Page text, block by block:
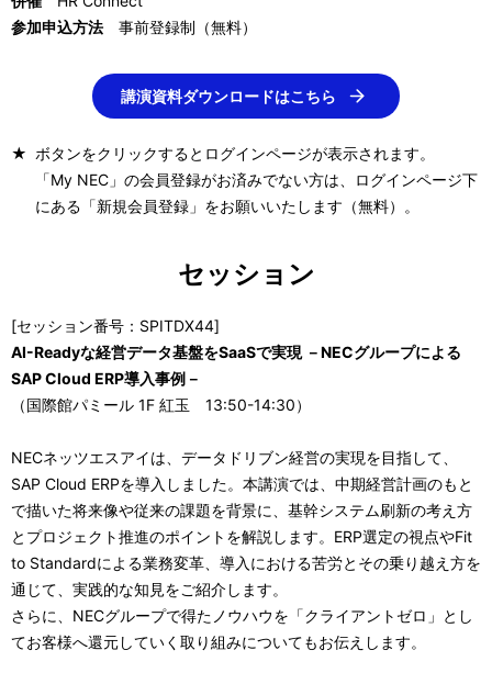
参加申込方法 事前登録制（無料）
講演資料ダウンロードはこちら
★ ボタンをクリックするとログインページが表示されます。
「My NEC」の会員登録がお済みでない方は、ログインページ下
にある「新規会員登録」をお願いいたします（無料）。
セッション
[セッション番号：SPITDX44]
AI-Readyな経営データ基盤をSaaSで実現 －NECグループによる
SAP Cloud ERP導入事例－
（国際館パミール 1F 紅玉 13:50-14:30）
NECネッツエスアイは、データドリブン経営の実現を目指して、
SAP Cloud ERPを導入しました。本講演では、中期経営計画のもと
で描いた将来像や従来の課題を背景に、基幹システム刷新の考え方
とプロジェクト推進のポイントを解説します。ERP選定の視点やFit
to Standardによる業務変革、導入における苦労とその乗り越え方を
通じて、実践的な知見をご紹介します。
さらに、NECグループで得たノウハウを「クライアントゼロ」とし
てお客様へ還元していく取り組みについてもお伝えします。